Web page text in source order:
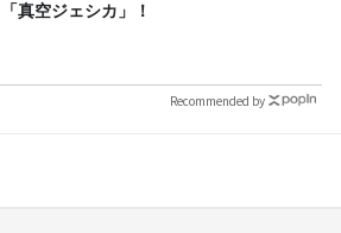
「真空ジェシカ」！
Recommended by